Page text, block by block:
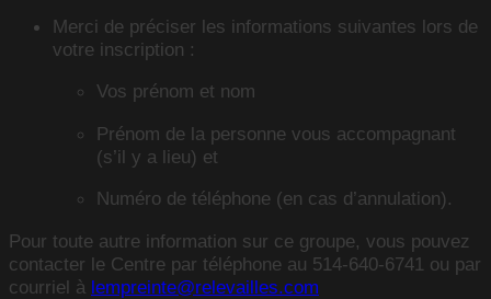
Merci de préciser les informations suivantes lors de
votre inscription :
Vos prénom et nom
Prénom de la personne vous accompagnant
(s’il y a lieu) et
Numéro de téléphone (en cas d’annulation).
Pour toute autre information sur ce groupe, vous pouvez
contacter le Centre par téléphone au 514-640-6741 ou par
courriel à lempreinte@relevailles.com